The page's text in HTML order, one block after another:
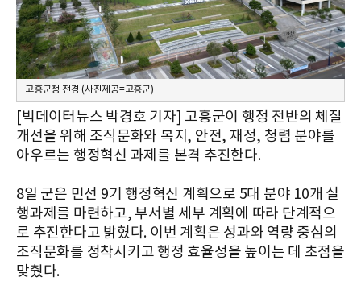
고흥군청 전경 (사진제공=고흥군)
[빅데이터뉴스 박경호 기자] 고흥군이 행정 전반의 체질
개선을 위해 조직문화와 복지, 안전, 재정, 청렴 분야를
아우르는 행정혁신 과제를 본격 추진한다.
8일 군은 민선 9기 행정혁신 계획으로 5대 분야 10개 실
행과제를 마련하고, 부서별 세부 계획에 따라 단계적으
로 추진한다고 밝혔다. 이번 계획은 성과와 역량 중심의
조직문화를 정착시키고 행정 효율성을 높이는 데 초점을
맞췄다.